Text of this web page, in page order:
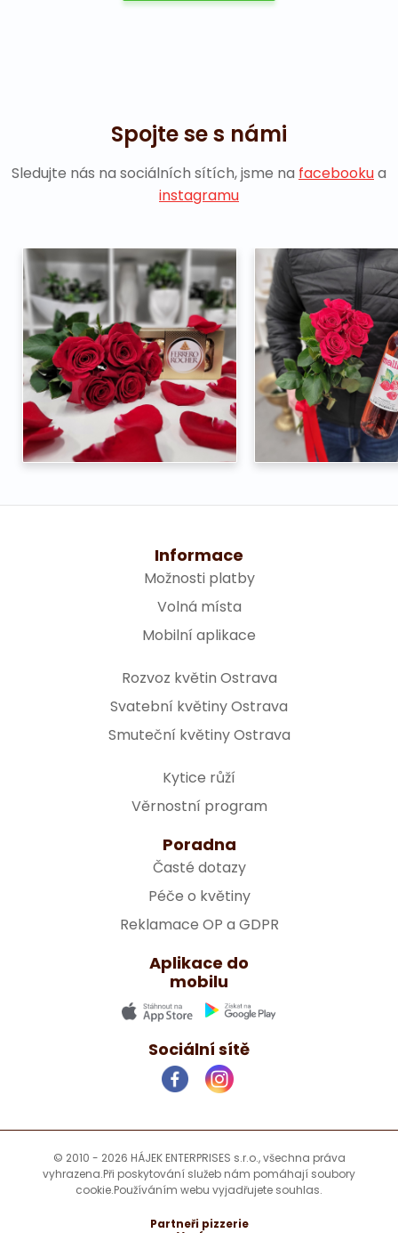
Spojte se s námi
Sledujte nás na sociálních sítích, jsme na facebookua
instagramu
Informace
Možnosti platby
Volná místa
Mobilní aplikace
Rozvoz květin Ostrava
Svatební květiny Ostrava
Smuteční květiny Ostrava
Kytice růží
Věrnostní program
Poradna
Časté dotazy
Péče o květiny
Reklamace OP a GDPR
Aplikace do
mobilu
Sociální sítě
© 2010 - 2026 HÁJEK ENTERPRISES s.r.o., všechna práva
vyhrazena.Při poskytování služeb nám pomáhají soubory
cookie.Používáním webu vyjadřujete souhlas.
Partneři pizzerie